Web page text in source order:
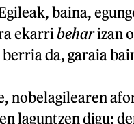
baina,
ekarri beharizan
da, garaia
nobelagilearen
laguntzen digu: